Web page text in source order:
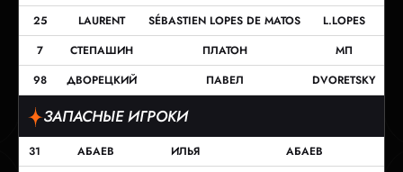
25
LAURENT SÉBASTIEN LOPES DE MATOS
L.LOPES
7
СТЕПАШИН ПЛАТОН
МП
98
ДВОРЕЦКИЙ ПАВЕЛ DVORETSKY
ЗАПАСНЫЕ ИГРОКИ
31 АБАЕВ ИЛЬЯ
АБАЕВ